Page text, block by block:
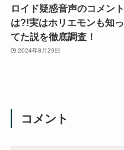
ロイド疑惑音声のコメント
は?!実はホリエモンも知っ
てた説を徹底調査！
2024年8月29日
コメント